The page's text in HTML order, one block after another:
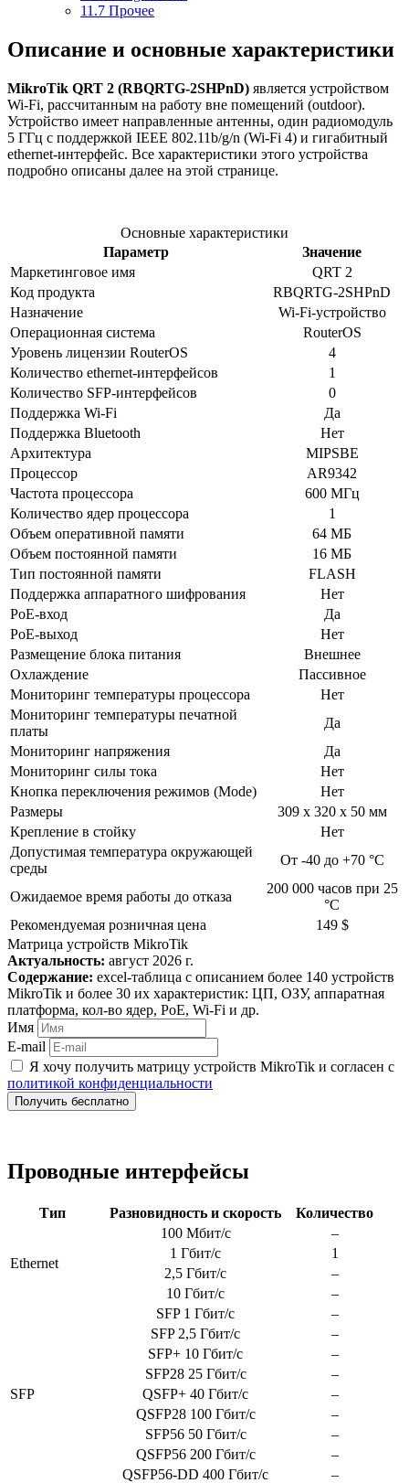
11.7 Прочее
Описание и основные характеристики
MikroTik QRT 2 (RBQRTG-2SHPnD) является устройством
Wi-Fi, рассчитанным на работу вне помещений (outdoor).
Устройство имеет направленные антенны, один радиомодуль
5 ГГц с поддержкой IEEE 802.11b/g/n (Wi-Fi 4) и гигабитный
ethernet-интерфейс. Все характеристики этого устройства
подробно описаны далее на этой странице.
Основные характеристики
Параметр
Значение
Маркетинговое имя
QRT 2
Код продукта
RBQRTG-2SHPnD
Назначение
Wi-Fi-устройство
Операционная система
RouterOS
Уровень лицензии RouterOS
4
Количество ethernet-интерфейсов
1
Количество SFP-интерфейсов
0
Поддержка Wi-Fi
Да
Поддержка Bluetooth
Нет
Архитектура
MIPSBE
Процессор
AR9342
Частота процессора
600 МГц
Количество ядер процессора
1
Объем оперативной памяти
64 МБ
Объем постоянной памяти
16 МБ
Тип постоянной памяти
FLASH
Поддержка аппаратного шифрования
Нет
PoE-вход
Да
PoE-выход
Нет
Размещение блока питания
Внешнее
Охлаждение
Пассивное
Мониторинг температуры процессора
Нет
Мониторинг температуры печатной
платы
Да
Мониторинг напряжения
Да
Мониторинг силы тока
Нет
Кнопка переключения режимов (Mode)
Нет
Размеры
309 x 320 x 50 мм
Крепление в стойку
Нет
Допустимая температура окружающей
среды
От -40 до +70 °C
Ожидаемое время работы до отказа
200 000 часов при 25
°С
Рекомендуемая розничная цена
149 $
Матрица устройств MikroTik
Актуальность: август 2026 г.
Содержание: excel-таблица с описанием более 140 устройств
MikroTik и более 30 их характеристик: ЦП, ОЗУ, аппаратная
платформа, кол-во ядер, PoE, Wi-Fi и др.
Имя
E-mail
Я хочу получить матрицу устройств MikroTik и согласен с
политикой конфиденциальности
Получить бесплатно
Проводные интерфейсы
Тип Разновидность и скорость Количество
Ethernet
100 Мбит/с
–
1 Гбит/с
1
2,5 Гбит/с
–
10 Гбит/с
–
SFP
SFP 1 Гбит/с
–
SFP 2,5 Гбит/с
–
SFP+ 10 Гбит/с
–
SFP28 25 Гбит/с
–
QSFP+ 40 Гбит/с
–
QSFP28 100 Гбит/с
–
SFP56 50 Гбит/с
–
QSFP56 200 Гбит/с
–
QSFP56-DD 400 Гбит/с
–